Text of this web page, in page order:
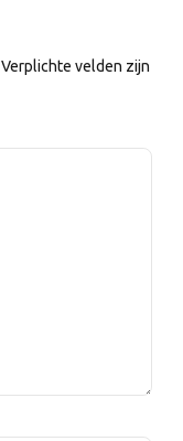
velden zijn